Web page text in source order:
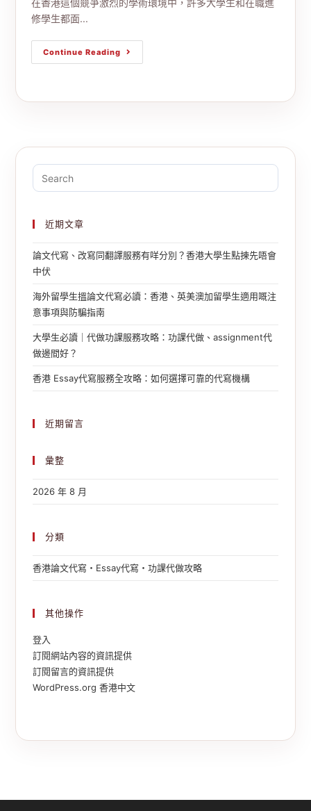
在香港這個競爭激烈的學術環境中，許多大學生和在職進
修學生都面...
Continue Reading
近期文章
論文代寫、改寫同翻譯服務有咩分別？香港大學生點揀先唔會
中伏
海外留學生搵論文代寫必讀：香港、英美澳加留學生適用嘅注
意事項與防騙指南
大學生必讀｜代做功課服務攻略：功課代做、assignment代
做邊間好？
香港 Essay代寫服務全攻略：如何選擇可靠的代寫機構
近期留言
彙整
2026 年 8 月
分類
香港論文代寫・Essay代寫・功課代做攻略
其他操作
登入
訂閱網站內容的資訊提供
訂閱留言的資訊提供
WordPress.org 香港中文